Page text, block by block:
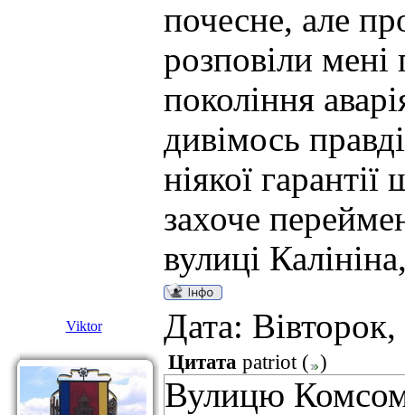
почесне, але
розповіли
покоління
дивімось
ніякої
захоче
вулиці
Viktor Дата:
Цитата patriot( )
Вулицю